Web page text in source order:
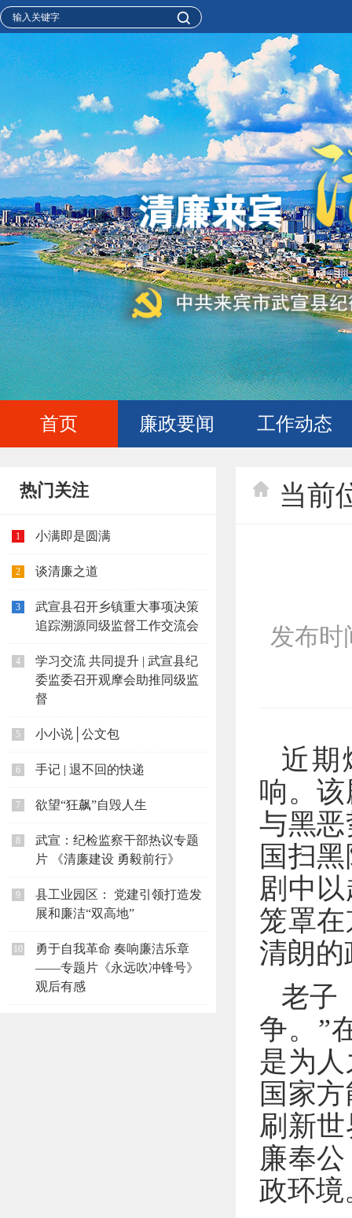
首页 廉政要闻 工作动态
热门关注
1 小满即是圆满
2 谈清廉之道
3
武宣县召开乡镇重大事项决策
追踪溯源同级监督工作交流会
4
学习交流 共同提升 | 武宣县纪
委监委召开观摩会助推同级监
督
5 小小说│公文包
6 手记 | 退不回的快递
7 欲望“狂飙”自毁人生
8
武宣：纪检监察干部热议专题
片 《清廉建设 勇毅前行》
9
县工业园区： 党建引领打造发
展和廉洁“双高地”
10
勇于自我革命 奏响廉洁乐章
——专题片《永远吹冲锋号》
观后有感
当前
发布时
近期
响。
与黑
国扫
剧中
笼罩
清朗
老子
争。”
是为
国家
刷新
廉奉
政环境